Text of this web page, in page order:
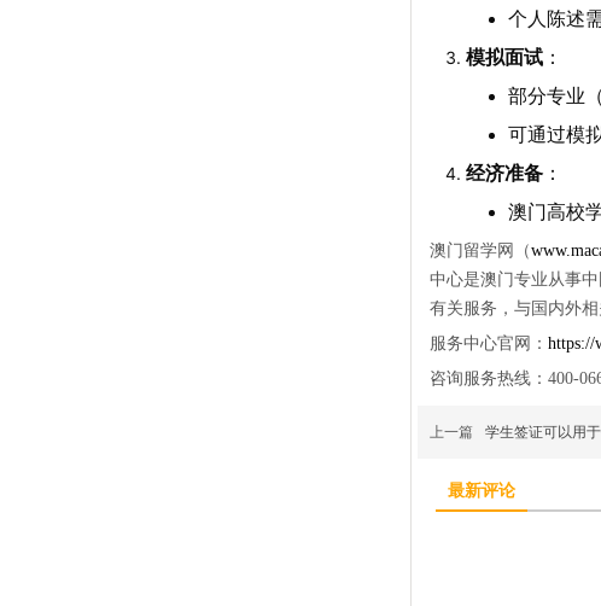
个人陈述
模拟面试 ：
部分专业
可通过模
经济准备 ：
澳门高校
澳门留学网（
中心是澳门专业从事
有关服务，与国内外
服务中心官网： https://
咨询服务热线： 400-
上一篇 学生签证可以用
最新评论